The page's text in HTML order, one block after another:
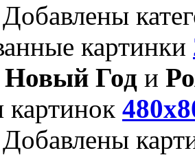
картинки
Новый Год и
картинок